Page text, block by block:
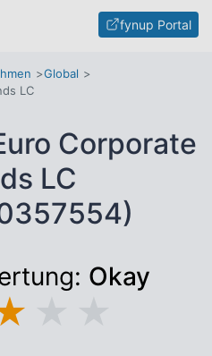
fynup Portal
Global
LC
Corporate
LC
Okay